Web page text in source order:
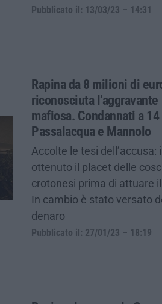
Pubblicato il: 13/03/23 – 14:31
Rapina da 8 milioni di
riconosciuta l’aggravante
mafiosa. Condannati a 14
Passalacqua e Mannolo
Accolte le tesi dell’accusa:
ottenuto il placet delle
crotonesi prima di attuare
In cambio è stato versato
denaro
Pubblicato il: 27/01/23 – 18:19